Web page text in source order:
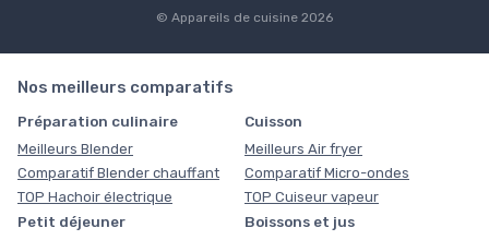
© Appareils de cuisine 2026
Nos meilleurs comparatifs
Préparation culinaire
Meilleurs Blender
Comparatif Blender chauffant
TOP Hachoir électrique
Cuisson
Meilleurs Air fryer
Comparatif Micro-ondes
TOP Cuiseur vapeur
Petit déjeuner Boissons et jus